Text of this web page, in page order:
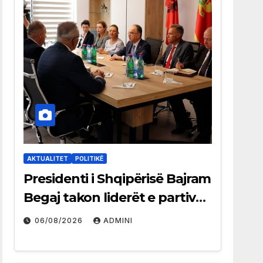
AKTUALITET POLITIKË
Presidenti i Shqipërisë Bajram
Begaj takon liderët e partive
shqiptare në Ulqin
06/08/2026 ADMINI